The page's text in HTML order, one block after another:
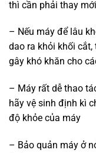
thì cần phải thay
– Nếu máy để lâu
dao ra khỏi khối
gây khó khăn cho
– Máy rất dễ thao
hãy vệ sinh định kì
độ khỏe của máy
– Bảo quản máy ở